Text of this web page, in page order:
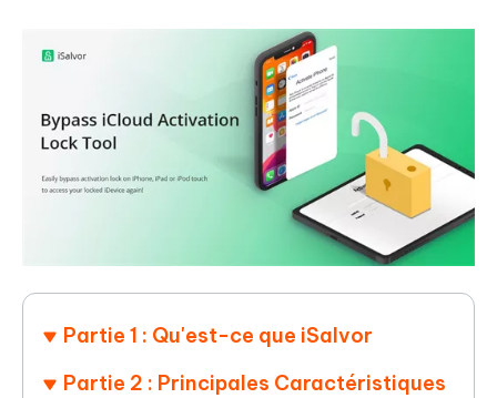
Partie 1 : Qu'est-ce que iSalvor
Partie 2 : Principales Caractéristiques